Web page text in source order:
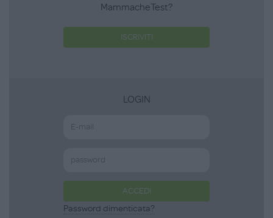
MammacheTest?
ISCRIVITI
LOGIN
ACCEDI
Password dimenticata?